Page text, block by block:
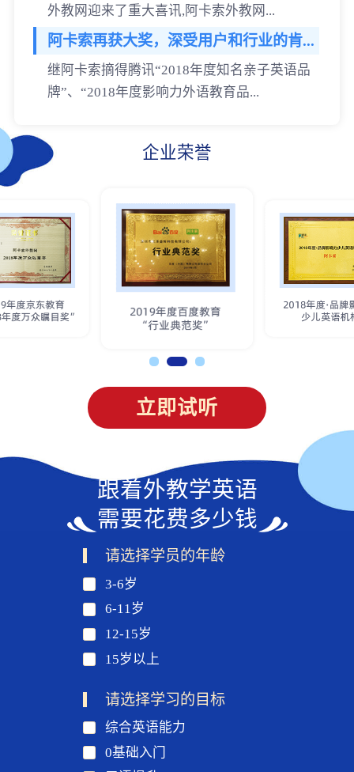
外教网迎来了重大喜讯,阿卡索外教网...
阿卡索再获大奖，深受用户和行业的肯...
继阿卡索摘得腾讯“2018年度知名亲子英语品
牌”、“2018年度影响力外语教育品...
企业荣誉
立即试听
跟着外教学英语
需要花费多少钱
请选择学员的年龄
3-6岁
6-11岁
12-15岁
15岁以上
请选择学习的目标
综合英语能力
0基础入门